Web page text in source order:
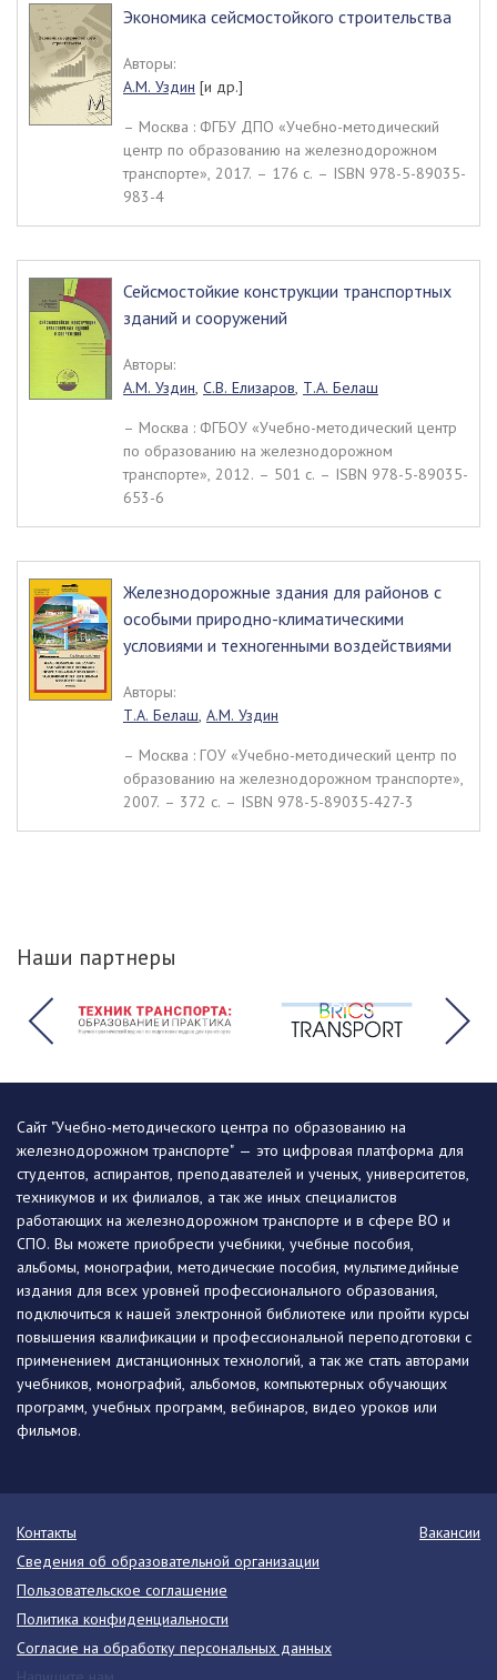
Экономика сейсмостойкого строительства
Авторы:
А.М. Уздин [и др.]
– Москва : ФГБУ ДПО «Учебно-методический
центр по образованию на железнодорожном
транспорте», 2017. – 176 c. – ISBN 978-5-89035-
983-4
Сейсмостойкие конструкции транспортных
зданий и сооружений
Авторы:
А.М. Уздин, С.В. Елизаров, Т.А. Белаш
– Москва : ФГБОУ «Учебно-методический центр
по образованию на железнодорожном
транспорте», 2012. – 501 c. – ISBN 978-5-89035-
653-6
Железнодорожные здания для районов с
особыми природно-климатическими
условиями и техногенными воздействиями
Авторы:
Т.А. Белаш, А.М. Уздин
– Москва : ГОУ «Учебно-методический центр по
образованию на железнодорожном транспорте»,
2007. – 372 c. – ISBN 978-5-89035-427-3
Наши партнеры
Сайт "Учебно-методического центра по образованию на
железнодорожном транспорте" — это цифровая платформа для
студентов, аспирантов, преподавателей и ученых, университетов,
техникумов и их филиалов, а так же иных специалистов
работающих на железнодорожном транспорте и в сфере ВО и
СПО. Вы можете приобрести учебники, учебные пособия,
альбомы, монографии, методические пособия, мультимедийные
издания для всех уровней профессионального образования,
подключиться к нашей электронной библиотеке или пройти курсы
повышения квалификации и профессиональной переподготовки с
применением дистанционных технологий, а так же стать авторами
учебников, монографий, альбомов, компьютерных обучающих
программ, учебных программ, вебинаров, видео уроков или
фильмов.
Контакты
Вакансии
Сведения об образовательной организации
Пользовательское соглашение
Политика конфиденциальности
Согласие на обработку персональных данных